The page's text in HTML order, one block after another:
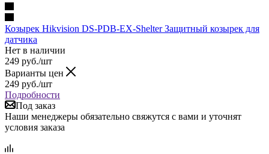
Козырек Hikvision DS-PDB-EX-Shelter Защитный козырек для
датчика
Нет в наличии
249 руб./шт
Варианты цен
249 руб./шт
Подробности
Под заказ
Наши менеджеры обязательно свяжутся с вами и уточнят
условия заказа